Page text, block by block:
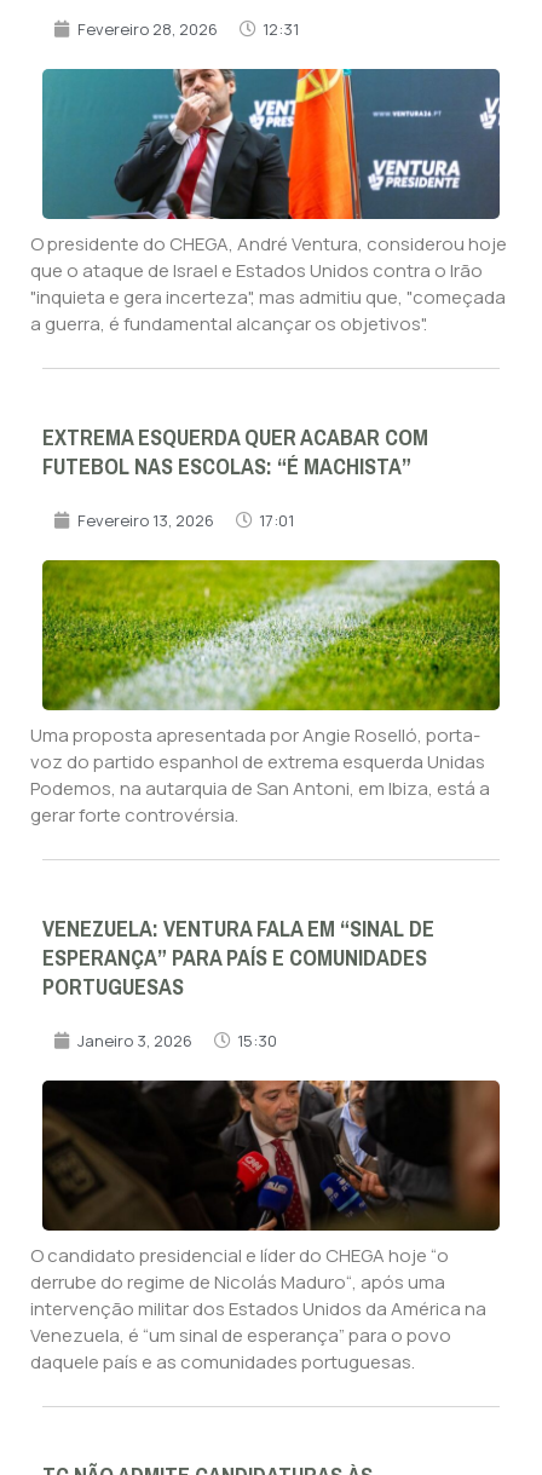
Fevereiro 28, 2026 12:31
O presidente do CHEGA, André Ventura, considerou hoje
que o ataque de Israel e Estados Unidos contra o Irão
"inquieta e gera incerteza", mas admitiu que, "começada
a guerra, é fundamental alcançar os objetivos".
EXTREMA ESQUERDA QUER ACABAR COM
FUTEBOL NAS ESCOLAS: “É MACHISTA”
Fevereiro 13, 2026 17:01
Uma proposta apresentada por Angie Roselló, porta-
voz do partido espanhol de extrema esquerda Unidas
Podemos, na autarquia de San Antoni, em Ibiza, está a
gerar forte controvérsia.
VENEZUELA: VENTURA FALA EM “SINAL DE
ESPERANÇA” PARA PAÍS E COMUNIDADES
PORTUGUESAS
Janeiro 3, 2026 15:30
O candidato presidencial e líder do CHEGA hoje “o
derrube do regime de Nicolás Maduro“, após uma
intervenção militar dos Estados Unidos da América na
Venezuela, é “um sinal de esperança” para o povo
daquele país e as comunidades portuguesas.